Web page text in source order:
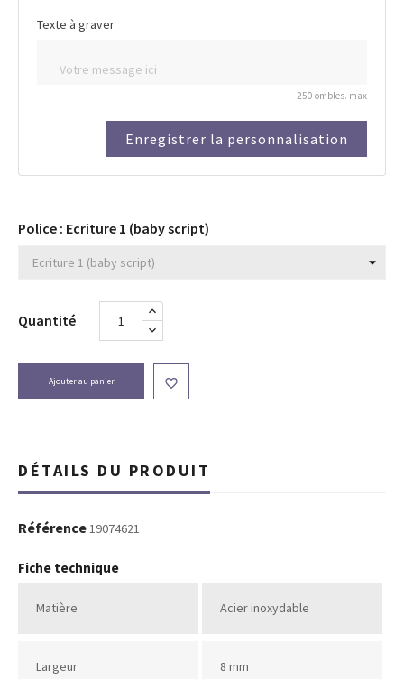
Texte à graver
250 ombles. max
Enregistrer la personnalisation
Police : Ecriture 1 (baby script)
Quantité
Ajouter au panier 
DÉTAILS DU PRODUIT
Référence19074621
Fiche technique
Matière Acier inoxydable
Largeur 8 mm